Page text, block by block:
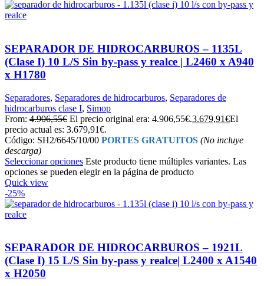
SEPARADOR DE HIDROCARBUROS – 1135L
(Clase I) 10 L/S Sin by-pass y realce | L2460 x A940
x H1780
Separadores, Separadores de hidrocarburos, Separadores de
hidrocarburos clase I, Simop
From: 4.906,55€ El precio original era: 4.906,55€.3.679,91€El
precio actual es: 3.679,91€.
Código: SH2/6645/10/00 PORTES GRATUITOS (No incluye
descarga)
Seleccionar opciones Este producto tiene múltiples variantes. Las
opciones se pueden elegir en la página de producto
Quick view
-25%
SEPARADOR DE HIDROCARBUROS – 1921L
(Clase I) 15 L/S Sin by-pass y realce| L2400 x A1540
x H2050